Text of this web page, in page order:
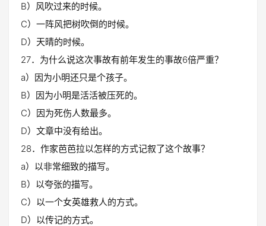
B）风吹过来的时候。
C）一阵风把树吹倒的时候。
D）天晴的时候。
27．为什么说这次事故有前年发生的事故6倍严重？
a）因为小明还只是个孩子。
B）因为小明是活活被压死的。
C）因为死伤人数最多。
D）文章中没有给出。
28．作家芭芭拉以怎样的方式记叙了这个故事？
a）以非常细致的描写。
B）以夸张的描写。
C）以一个女英雄救人的方式。
D）以传记的方式。